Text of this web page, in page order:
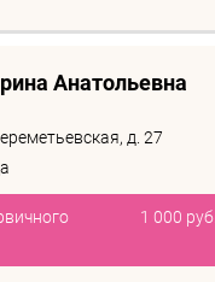
Анатольевна
д. 27
1 000 руб.